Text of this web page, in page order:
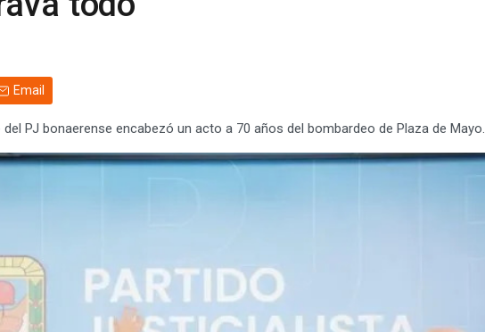
Email
PJ bonaerense encabezó un acto a 70 años del bombardeo de Plaza de Mayo.